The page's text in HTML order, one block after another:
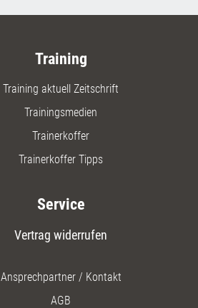
Training
Training aktuell Zeitschrift
Trainingsmedien
Trainerkoffer
Trainerkoffer Tipps
Service
Vertrag widerrufen
Ansprechpartner / Kontakt
AGB